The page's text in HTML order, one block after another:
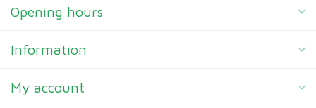
Opening hours
Information
My account